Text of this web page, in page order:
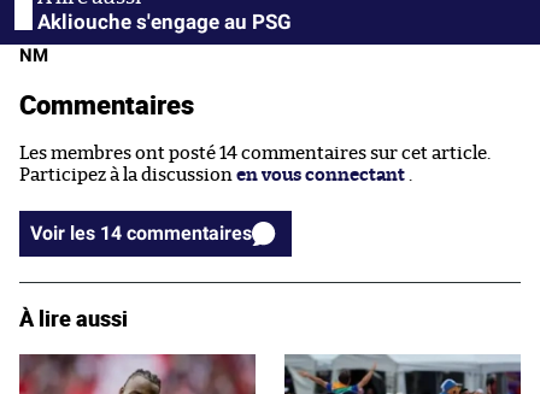
Akliouche s'engage au PSG
NM
Commentaires
Les membres ont posté 14 commentaires sur cet article.
Participez à la discussion en vous connectant
Voir les 14 commentaires
À lire aussi